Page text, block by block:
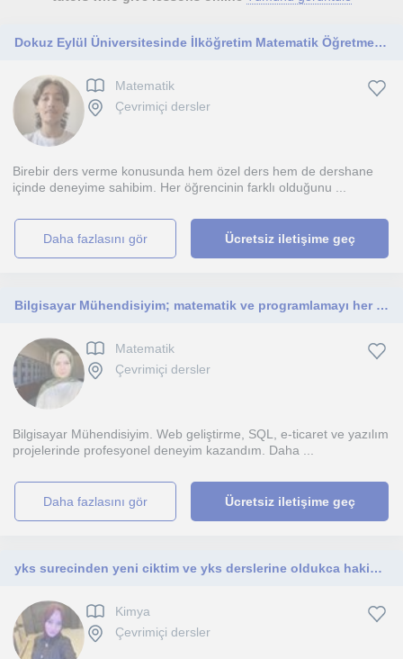
Dokuz Eylül Üniversitesinde İlköğretim Matematik Öğretmenliği bölümü 3. Sınıf öğrencisiyim. Derslerim ortaokula yönelik.
Matematik
Çevrimiçi dersler
Birebir ders verme konusunda hem özel ders hem de dershane
içinde deneyime sahibim. Her öğrencinin farklı olduğunu ...
daha fazlasını gör Ücretsiz iletişime geç
Bilgisayar Mühendisiyim; matematik ve programlamayı her seviyedeki öğrencilere sabırla, anlaşılır ve etkili öğretiyorum.
Matematik
Çevrimiçi dersler
Bilgisayar Mühendisiyim. Web geliştirme, SQL, e-ticaret ve yazılım
projelerinde profesyonel deneyim kazandım. Daha ...
daha fazlasını gör Ücretsiz iletişime geç
yks surecinden yeni ciktim ve yks derslerine oldukca hakimim kimya ilgi alanim ogretmek cok hosuma gidiyor. yks sinavi icin
Kimya
Çevrimiçi dersler